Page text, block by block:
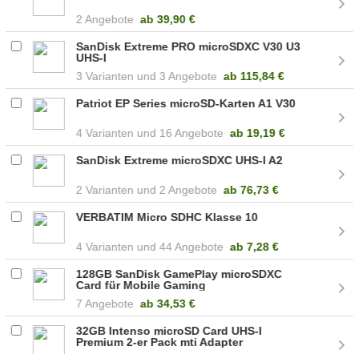
2 Angebote ab 39,90 €
SanDisk Extreme PRO microSDXC V30 U3
UHS-I
3
3 Angebote ab 115,84 €
Patriot EP Series microSD-Karten A1 V30
4 16 Angebote ab 19,19 €
SanDisk Extreme microSDXC UHS-I A2
2 2 Angebote ab 76,73 €
VERBATIM Micro SDHC Klasse 10
4 44 Angebote ab 7,28 €
128GB SanDisk GamePlay microSDXC
Card für Mobile Gaming
7 Angebote ab 34,53 €
32GB Intenso microSD Card UHS-I
Premium 2-er Pack mti Adapter